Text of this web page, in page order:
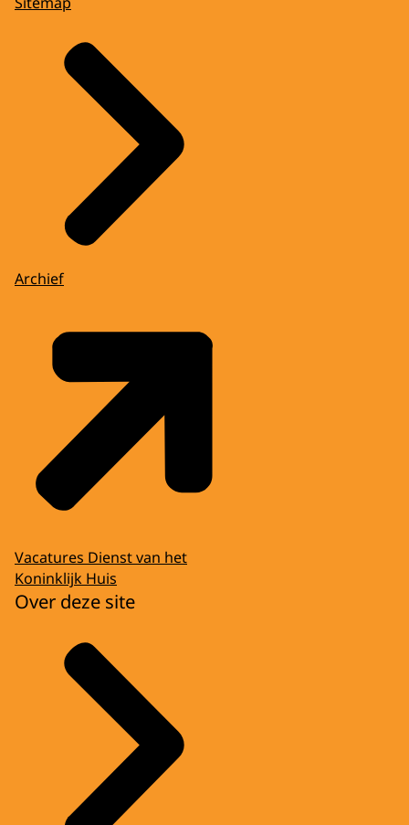
Archief
Vacatures Dienst van het
Koninklijk Huis
Over deze site